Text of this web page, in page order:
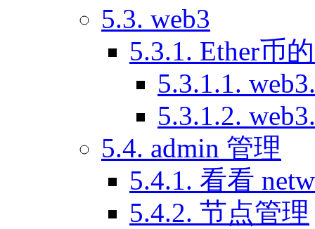
5.3. web3
5.3.1. Ether币
5.3.1.1.
5.3.1.2.
5.4. admin 管理
5.4.1. 看看
5.4.2. 节点管理